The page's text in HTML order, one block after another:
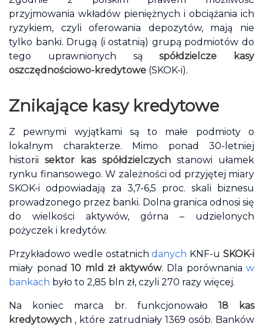
przyjmowania wkładów pieniężnych i obciążania ich
ryzykiem, czyli oferowania depozytów, mają nie
tylko banki. Drugą (i ostatnią) grupą podmiotów do
tego uprawnionych sąspółdzielcze kasy
oszczędnościowo-kredytowe (SKOK-i).
Znikające kasy kredytowe
Z pewnymi wyjątkami są to małe podmioty o
lokalnym charakterze. Mimo ponad 30-letniej
historiisektor kas spółdzielczychstanowi ułamek
rynku finansowego. W zależności od przyjętej miary
SKOK-i odpowiadają za 3,7-6,5 proc. skali biznesu
prowadzonego przez banki. Dolna granica odnosi się
do wielkości aktywów, górna – udzielonych
pożyczek i kredytów.
Przykładowo wedle ostatnichdanych KNF-uSKOK-i
miały ponad 10 mld zł aktywów. Dla porównania w
bankach było to 2,85 bln zł, czyli 270 razy więcej.
Na koniec marca br. funkcjonowało 18 kas
kredytowych , które zatrudniały 1369 osób. Banków